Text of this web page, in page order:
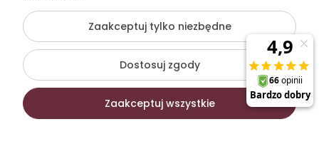
©2026 Wszelkie Prawa Zastrzeżone | Komfort Biuro -
meble biurowe
Szablon Flex byEcommercy
Zaakceptuj tylko niezbędne
Dostosuj zgody
Zaakceptuj wszystkie